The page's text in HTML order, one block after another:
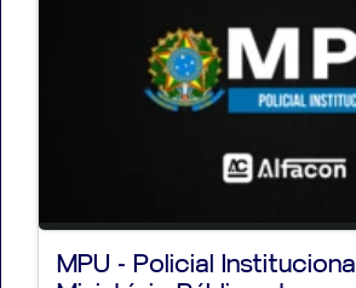
MPU - Policial